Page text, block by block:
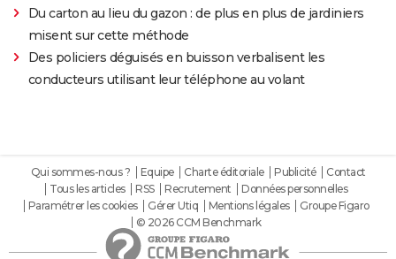
Du carton au lieu du gazon : de plus en plus de jardiniers
misent sur cette méthode
Des policiers déguisés en buisson verbalisent les
conducteurs utilisant leur téléphone au volant
Qui sommes-nous ? Equipe Charte éditoriale Publicité
Contact
Tous les articles
RSS Recrutement
Données personnelles
Paramétrer les cookies
Gérer Utiq Mentions légales
Groupe Figaro
© 2026 CCM Benchmark